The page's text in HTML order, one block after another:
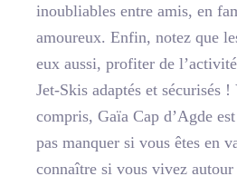
inoubliables entre amis, en
amoureux. Enfin, notez que
eux aussi, profiter de
Jet-Skis adaptés et sécurisés !
compris, Gaïa Cap d’Agde
pas manquer si vous êtes en
connaître si vous vivez